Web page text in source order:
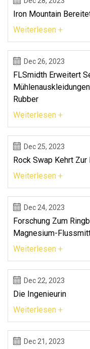
Iron Mountain
Weiterlesen +
Dec 26, 2023
FLSmidth Erweitert
Rubber
Weiterlesen +
Dec 25, 2023
Rock Swap Kehrt
Weiterlesen +
Dec 24, 2023
Forschung Zum
Magnesium-
Weiterlesen +
Dec 22, 2023
Die Ingenieurin
Weiterlesen +
Dec 21, 2023